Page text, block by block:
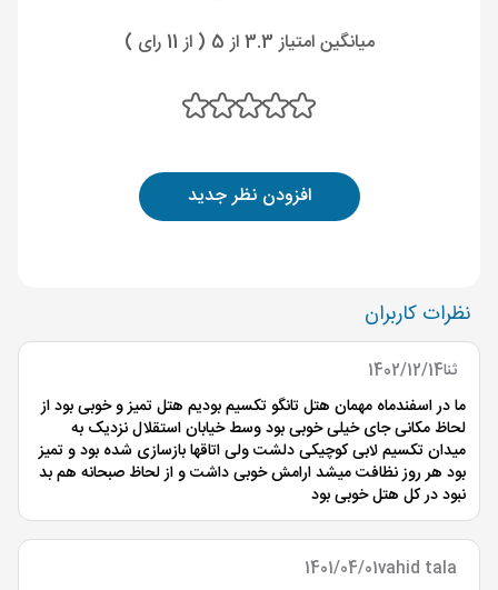
میانگین امتیاز 3.3 از 5 ( از 11 رای )
افزودن نظر جدید
نظرات کاربران
ثنا1402/12/14
ما در اسفندماه مهمان هتل تانگو تکسیم بودیم هتل تمیز و خوبی بود از
لحاظ مکانی جای خیلی خوبی بود وسط خیابان استقلال نزدیک به
میدان تکسیم لابی کوچیکی دلشت ولی اتاقها بازسازی شده بود و تمیز
بود هر روز نظافت میشد ارامش خوبی داشت و از لحاظ صبحانه هم بد
نبود در کل هتل خوبی بود
vahid tala
1401/04/01